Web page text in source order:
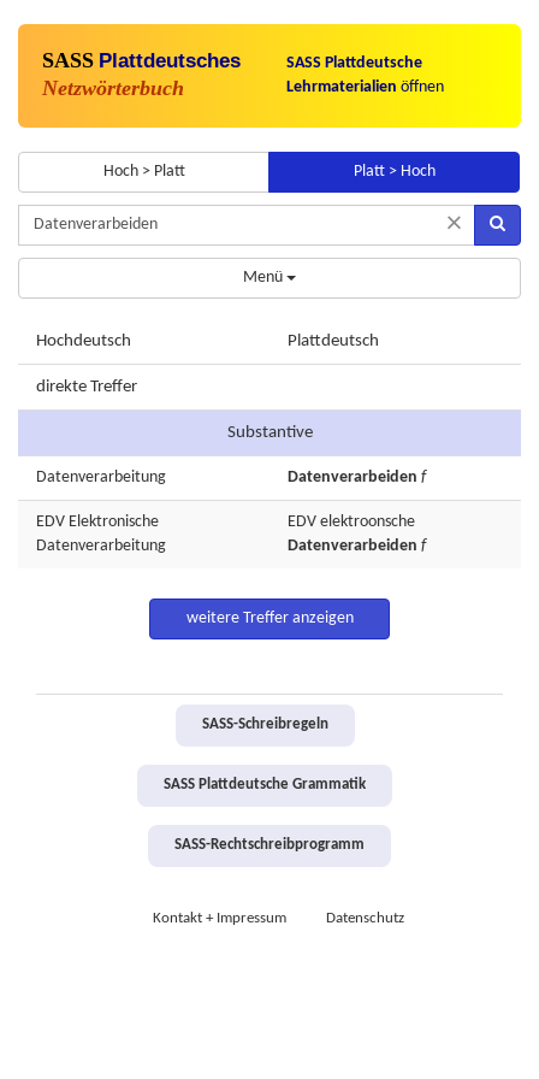
SASS Plattdeutsches
Netzwörterbuch
SASS Plattdeutsche
Lehrmaterialien öffnen
Hoch > Platt Platt > Hoch
×
Menü
Hochdeutsch Plattdeutsch
direkte Treffer
Substantive
Datenverarbeitung Datenverarbeiden f
EDV Elektronische
Datenverarbeitung
EDV elektroonsche
Datenverarbeiden f
weitere Treffer anzeigen
SASS-Schreibregeln
SASS Plattdeutsche Grammatik
SASS-Rechtschreibprogramm
Kontakt + Impressum Datenschutz